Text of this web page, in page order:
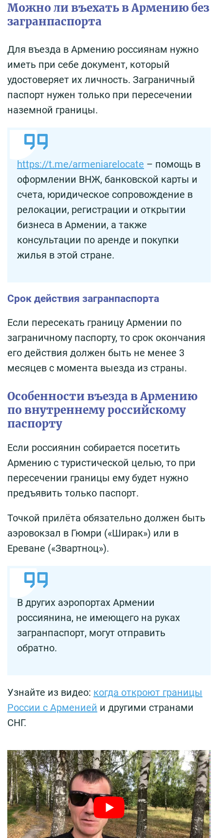
Можно ли въехать в Армению без
загранпаспорта
Для въезда в Армению россиянам нужно
иметь при себе документ, который
удостоверяет их личность. Заграничный
паспорт нужен только при пересечении
наземной границы.
https://t.me/armeniarelocate – помощь в
оформлении ВНЖ, банковской карты и
счета, юридическое сопровождение в
релокации, регистрации и открытии
бизнеса в Армении, а также
консультации по аренде и покупки
жилья в этой стране.
Срок действия загранпаспорта
Если пересекать границу Армении по
заграничному паспорту, то срок окончания
его действия должен быть не менее 3
месяцев с момента выезда из страны.
Особенности въезда в Армению
по внутреннему российскому
паспорту
Если россиянин собирается посетить
Армению с туристической целью, то при
пересечении границы ему будет нужно
предъявить только паспорт.
Точкой прилёта обязательно должен быть
аэровокзал в Гюмри («Ширак») или в
Ереване («Звартноц»).
В других аэропортах Армении
россиянина, не имеющего на руках
загранпаспорт, могут отправить
обратно.
Узнайте из видео: когда откроют границы
России с Арменией и другими странами
СНГ.